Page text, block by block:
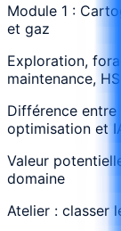
Module 1 :
et gaz
Exploration,
maintenance,
Différence
optimisation et
Valeur
domaine
Atelier : classer